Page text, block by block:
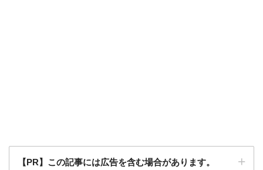
【PR】この記事には広告を含む場合があります。